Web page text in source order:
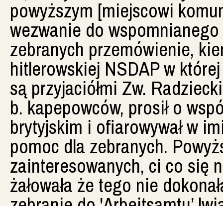
powyższym [miejscowi
wezwanie do wspomnianego
zebranych przemówienie,
hitlerowskiej NSDAP w
są przyjaciółmi Zw.
b. kapepowców, prosił o
brytyjskim i ofiarowywał w
pomoc dla zebranych.
zainteresowanych, ci co się
żałowała że tego nie